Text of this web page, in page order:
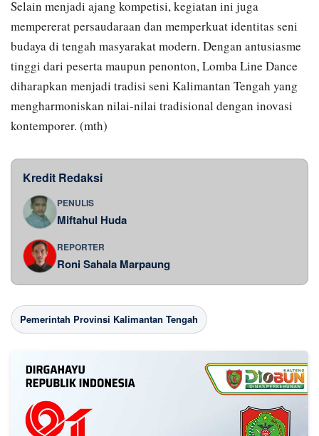
Selain menjadi ajang kompetisi, kegiatan ini juga
mempererat persaudaraan dan memperkuat identitas seni
budaya di tengah masyarakat modern. Dengan antusiasme
tinggi dari peserta maupun penonton, Lomba Line Dance
diharapkan menjadi tradisi seni Kalimantan Tengah yang
mengharmoniskan nilai-nilai tradisional dengan inovasi
kontemporer. (mth)
Kredit Redaksi
PENULIS
Miftahul Huda
REPORTER
Roni Sahala Marpaung
Pemerintah Provinsi Kalimantan Tengah